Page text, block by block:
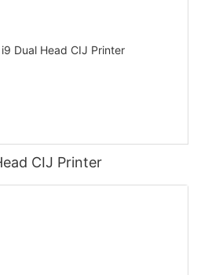
CIJ Printer